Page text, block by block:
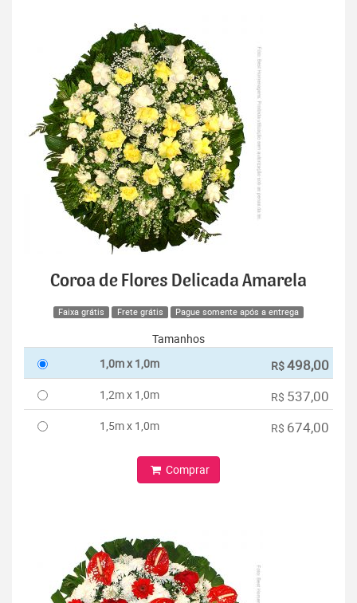
Coroa de Flores Delicada Amarela
Faixa grátis Frete grátis Pague somente após a entrega
Tamanhos
1,0m x 1,0m
R$498,00
1,2m x 1,0m R$ 537,00
1,5m x 1,0m R$ 674,00
Comprar